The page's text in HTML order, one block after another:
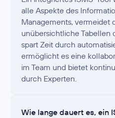
alle Aspekte des
Managements, vermeidet
unübersichtliche Tabellen
spart Zeit durch
ermöglicht es eine
im Team und bietet
durch Experten.
Wie lange dauert es, ein